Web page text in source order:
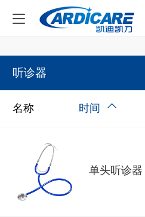
听诊器
名称 时间
单头听诊